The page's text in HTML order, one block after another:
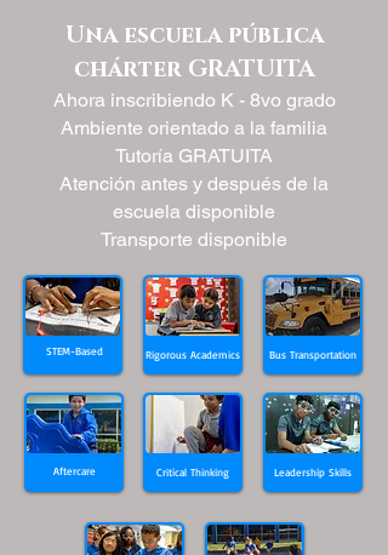
Una escuela pública
chárter GRATUITA
Ahora inscribiendo K - 8vo grado
Ambiente orientado a la familia
Tutoría GRATUITA
Atención antes y después de la
escuela disponible
Transporte disponible
STEM-Based Rigorous Academics Bus Transportation
Aftercare Critical Thinking Leadership Skills